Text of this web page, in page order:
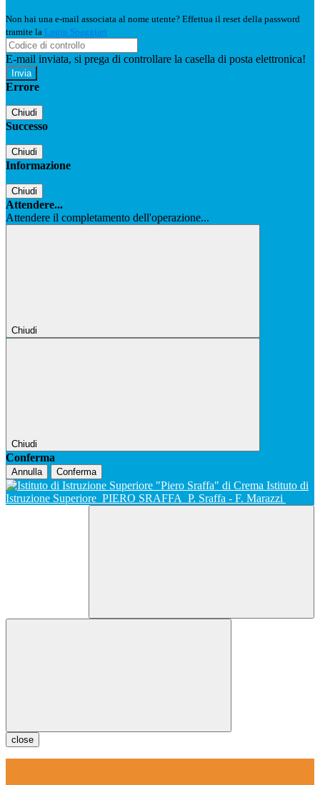
Non hai una e-mail associata al nome utente? Effettua il reset della password
tramite la Login Spaggiari
E-mail inviata, si prega di controllare la casella di posta elettronica!
Errore
Chiudi
Successo
Chiudi
Informazione
Chiudi
Attendere...
Attendere il completamento dell'operazione...
Chiudi
Chiudi
Conferma
Annulla Conferma
Istituto di
Istruzione Superiore PIERO SRAFFA P. Sraffa - F. Marazzi
close